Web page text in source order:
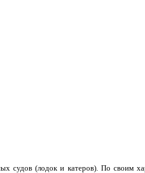
судов (лодок и катеров). По своим